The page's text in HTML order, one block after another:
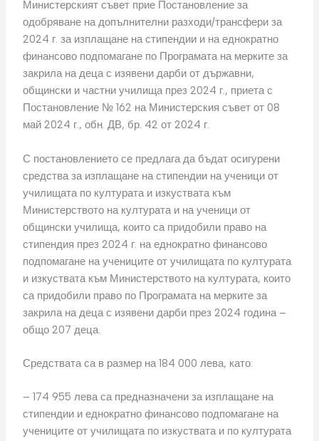
Министерският съвет прие Постановление за
одобряване на допълнителни разходи/трансфери за
2024 г. за изплащане на стипендии и на еднократно
финансово подпомагане по Програмата на мерките за
закрила на деца с изявени дарби от държавни,
общински и частни училища през 2024 г., приета с
Постановление № 162 на Министерския съвет от 08
май 2024 г., обн. ДВ, бр. 42 от 2024 г.
С постановлението се предлага да бъдат осигурени
средства за изплащане на стипендии на ученици от
училищата по културата и изкуствата към
Министерството на културата и на ученици от
общински училища, които са придобили право на
стипендия през 2024 г. на еднократно финансово
подпомагане на учениците от училищата по културата
и изкуствата към Министерството на културата, които
са придобили право по Програмата на мерките за
закрила на деца с изявени дарби през 2024 година –
общо 207 деца.
Средствата са в размер на 184 000 лева, като:
– 174 955 лева са предназначени за изплащане на
стипендии и еднократно финансово подпомагане на
учениците от училищата по изкуствата и по културата